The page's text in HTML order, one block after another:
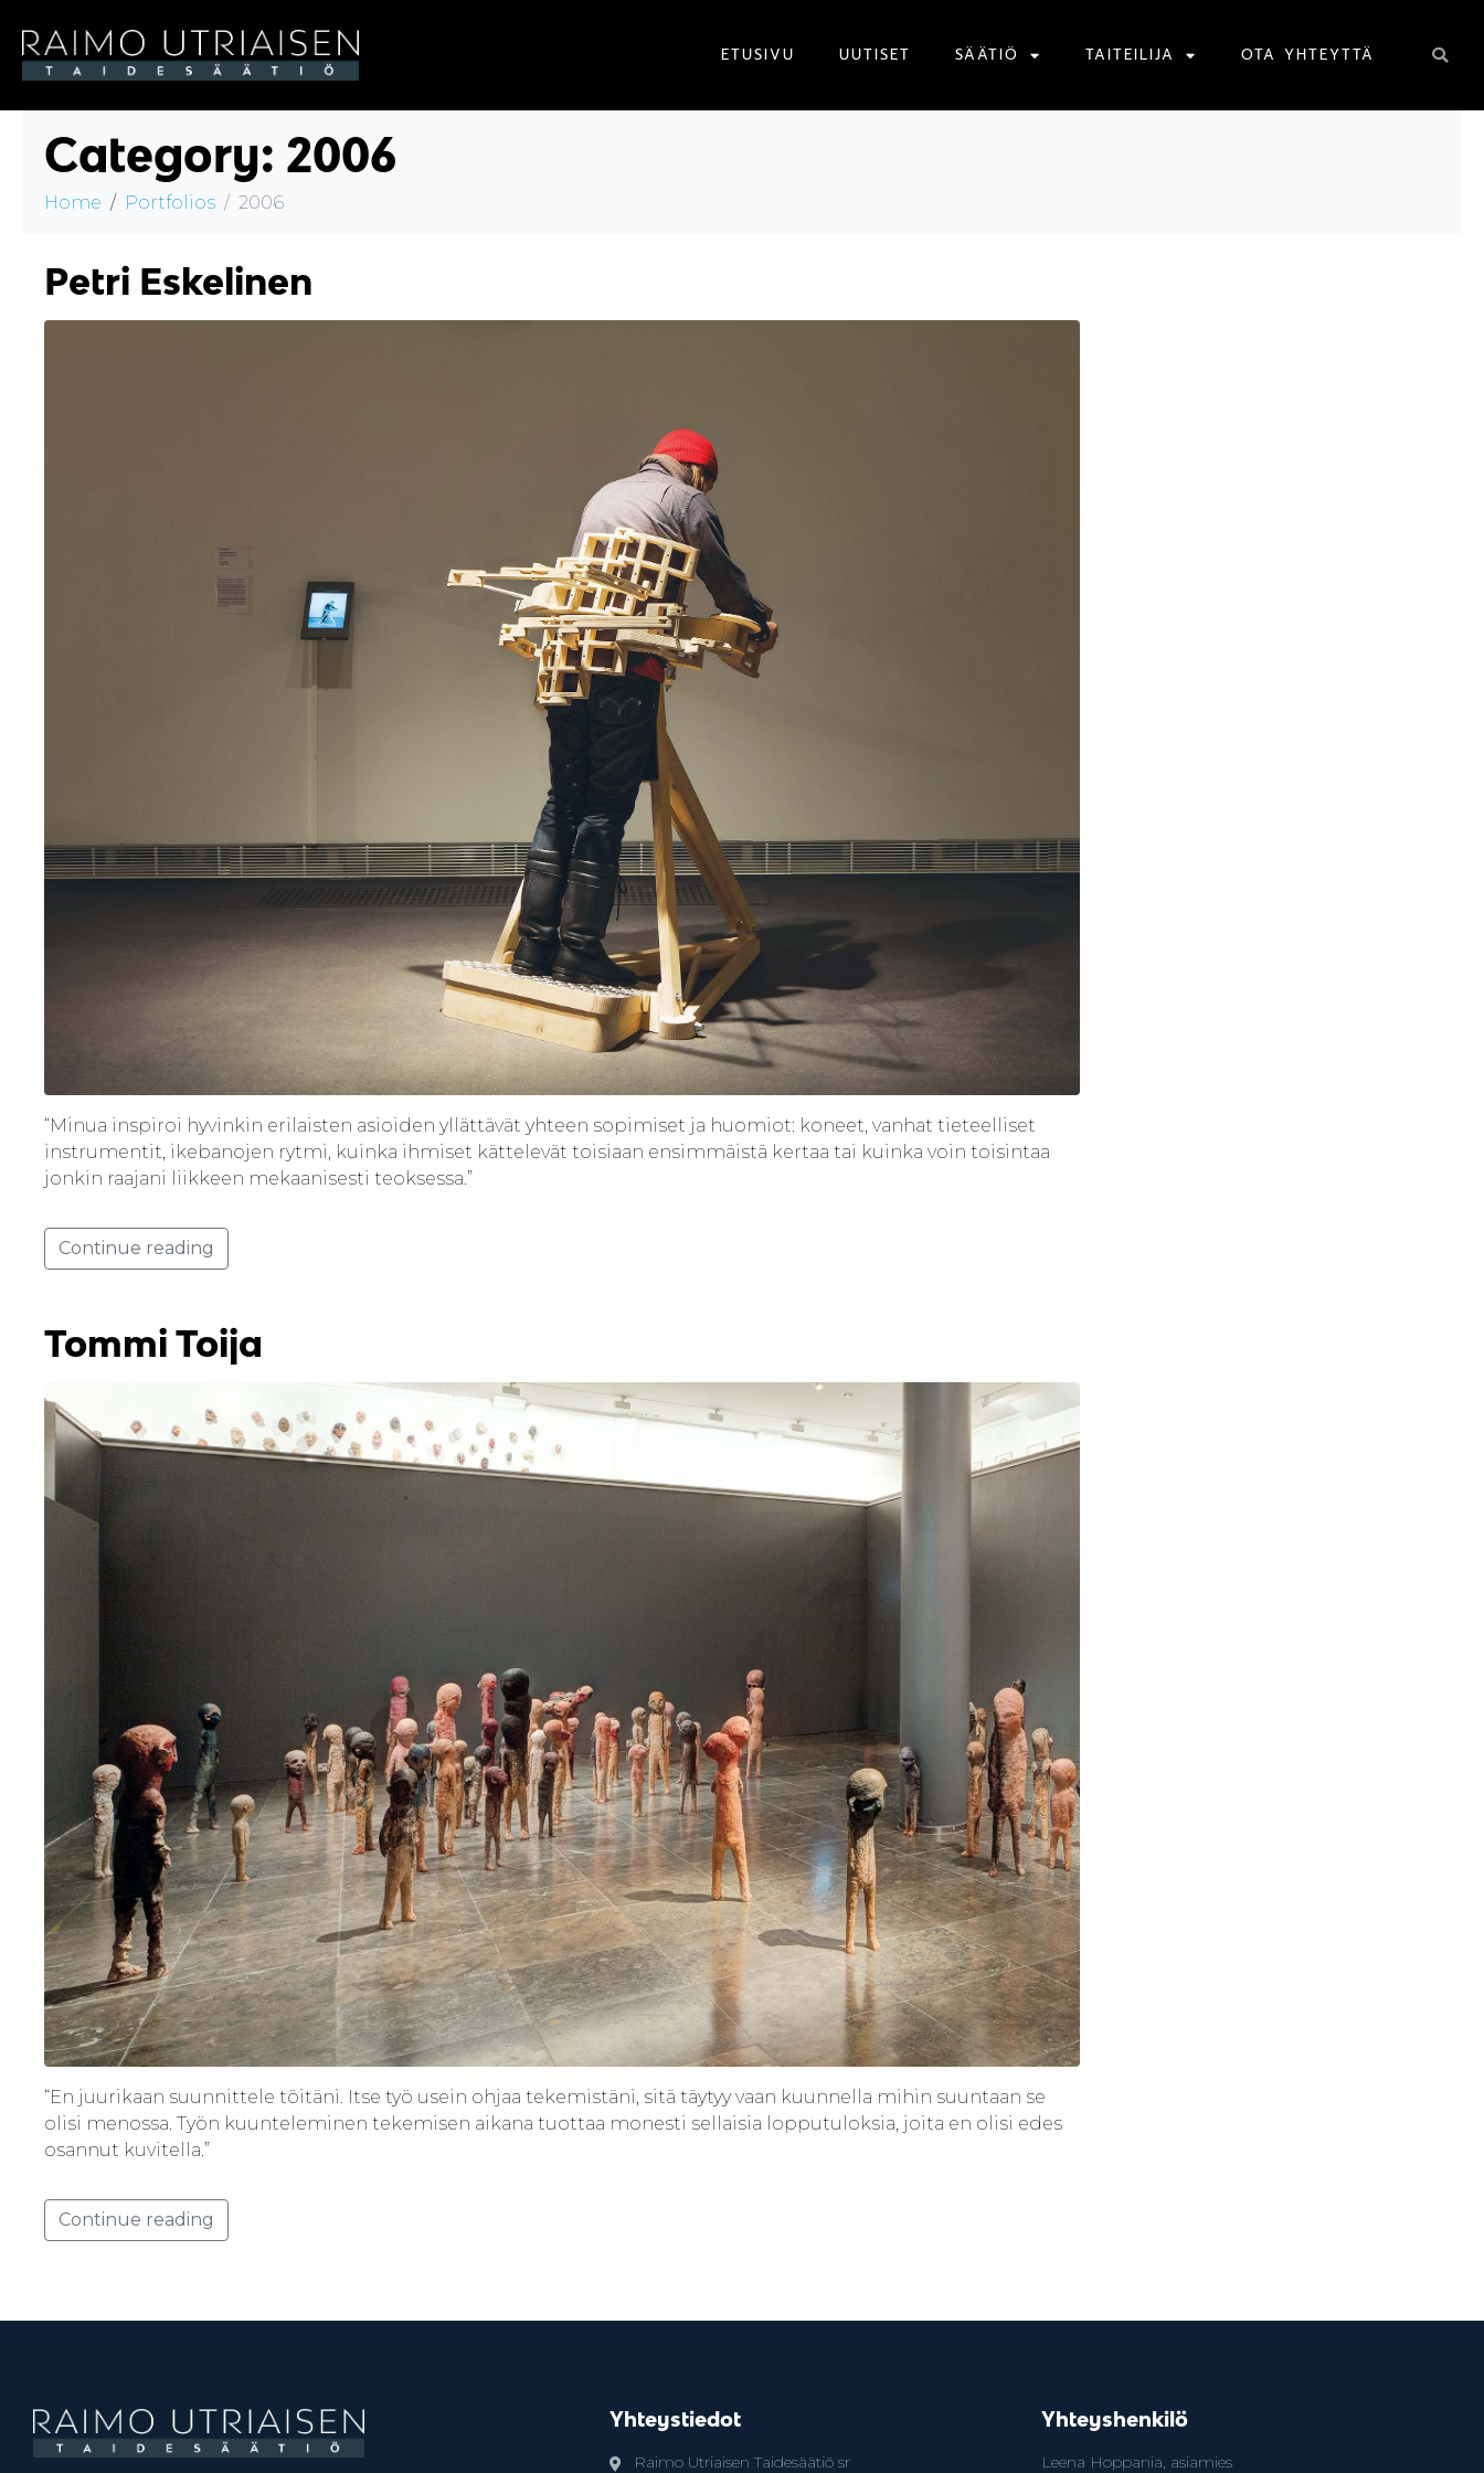
ETUSIVU UUTISET SÄÄTIÖ TAITEILIJA OTA YHTEYTTÄ
Category: 2006
Home Portfolios 2006
Petri Eskelinen
“Minua inspiroi hyvinkin erilaisten asioiden yllättävät yhteen sopimiset ja huomiot: koneet, vanhat tieteelliset
instrumentit, ikebanojen rytmi, kuinka ihmiset kättelevät toisiaan ensimmäistä kertaa tai kuinka voin toisintaa
jonkin raajani liikkeen mekaanisesti teoksessa.”
Continue reading
Tommi Toija
“En juurikaan suunnittele töitäni. Itse työ usein ohjaa tekemistäni, sitä täytyy vaan kuunnella mihin suuntaan se
olisi menossa. Työn kuunteleminen tekemisen aikana tuottaa monesti sellaisia lopputuloksia, joita en olisi edes
osannut kuvitella.”
Continue reading
Yhteystiedot
Raimo Utriaisen Taidesäätiö sr
Yhteyshenkilö
Leena Hoppania, asiamies